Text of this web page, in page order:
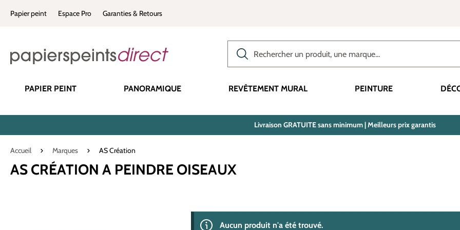
Passer à la navigation principale
Papier peint Espace Pro Garanties & Retours
PAPIER PEINT PANORAMIQUE REVÊTEMENT MURAL PEINTURE
Livraison GRATUITE sans minimum | Meilleurs prix garantis
Accueil Marques AS Création
AS CRÉATION A PEINDRE OISEAUX
Aucun produit n'a été trouvé.